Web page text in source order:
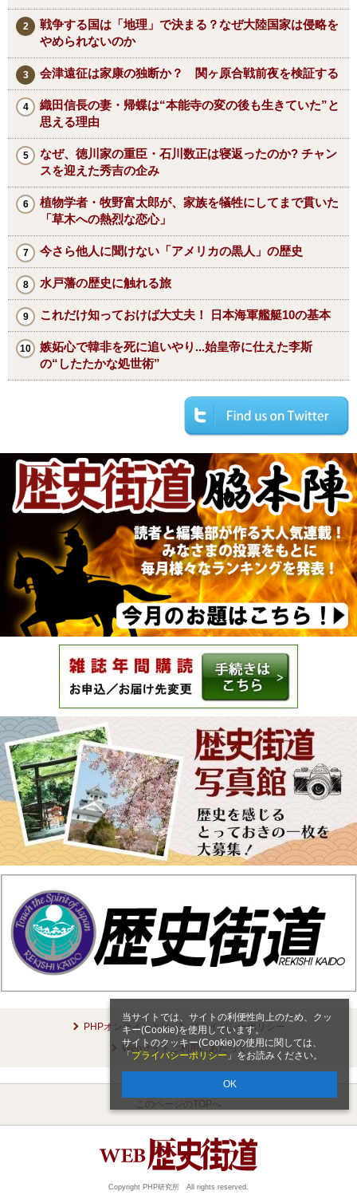
当サイトでは、サイトの利便性向上のため、クッ
キー(Cookie)を使用しています。
サイトのクッキー(Cookie)の使用に関しては、
「 プライバシーポリシー 」をお読みください。
OK
戦争する国は「地理」で決まる？なぜ大陸国家は侵略を
やめられないのか
会津遠征は家康の独断か？ 関ヶ原合戦前夜を検証する
織田信長の妻・帰蝶は“本能寺の変の後も生きていた”と
思える理由
なぜ、徳川家の重臣・石川数正は寝返ったのか? チャン
スを迎えた秀吉の企み
植物学者・牧野富太郎が、家族を犠牲にしてまで貫いた
「草木への熱烈な恋心」
今さら他人に聞けない「アメリカの黒人」の歴史
水戸藩の歴史に触れる旅
これだけ知っておけば大丈夫！ 日本海軍艦艇10の基本
嫉妬心で韓非を死に追いやり...始皇帝に仕えた李斯
の“したたかな処世術”
PHPオンラインとは
プライバシーポリシー
Webサイトご利用にあたって
このページのTOPへ
Copyright PHP研究所 All rights reserved.